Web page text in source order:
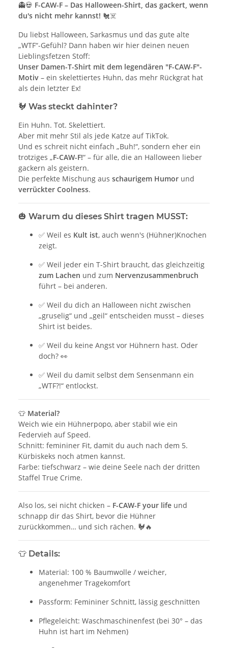
👻💀 F-CAW-F – Das Halloween-Shirt, das gackert, wenn
du's nicht mehr kannst! 🐔☠️
Du liebst Halloween, Sarkasmus und das gute alte
„WTF“-Gefühl? Dann haben wir hier deinen neuen
Lieblingsfetzen Stoff:
Unser Damen-T-Shirt mit dem legendären "F-CAW-F"-
Motiv – ein skelettiertes Huhn, das mehr Rückgrat hat
als dein letzter Ex!
🐓 Was steckt dahinter?
Ein Huhn. Tot. Skelettiert.
Aber mit mehr Stil als jede Katze auf TikTok.
Und es schreit nicht einfach „Buh!“, sondern eher ein
trotziges „F-CAW-F!“ – für alle, die an Halloween lieber
gackern als geistern.
Die perfekte Mischung aus schaurigem Humor und
verrückter Coolness.
🎃 Warum du dieses Shirt tragen MUSST:
✅ Weil es Kult ist, auch wenn's (Hühner)Knochen
zeigt.
✅ Weil jeder ein T-Shirt braucht, das gleichzeitig
zum Lachen und zum Nervenzusammenbruch
führt – bei anderen.
✅ Weil du dich an Halloween nicht zwischen
„gruselig“ und „geil“ entscheiden musst – dieses
Shirt ist beides.
✅ Weil du keine Angst vor Hühnern hast. Oder
doch? 👀
✅ Weil du damit selbst dem Sensenmann ein
„WTF?!“ entlockst.
👕 Material?
Weich wie ein Hühnerpopo, aber stabil wie ein
Federvieh auf Speed.
Schnitt: femininer Fit, damit du auch nach dem 5.
Kürbiskeks noch atmen kannst.
Farbe: tiefschwarz – wie deine Seele nach der dritten
Staffel True Crime.
Also los, sei nicht chicken – F-CAW-F your life und
schnapp dir das Shirt, bevor die Hühner
zurückkommen… und sich rächen. 🐓🔥
👕 Details:
Material: 100 % Baumwolle / weicher,
angenehmer Tragekomfort
Passform: Femininer Schnitt, lässig geschnitten
Pflegeleicht: Waschmaschinenfest (bei 30° – das
Huhn ist hart im Nehmen)